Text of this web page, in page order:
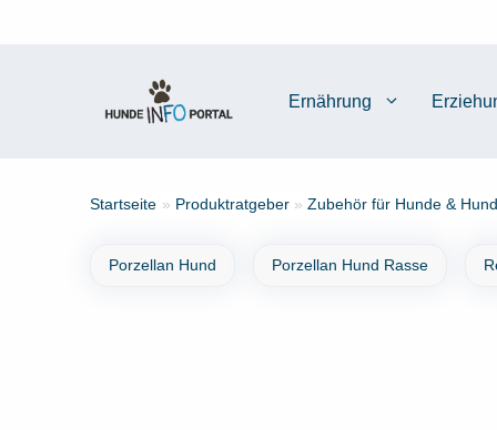
Ernährung
Startseite » Produktratgeber » Zubehör für Hunde &
Porzellan Hund Porzellan Hund Rasse